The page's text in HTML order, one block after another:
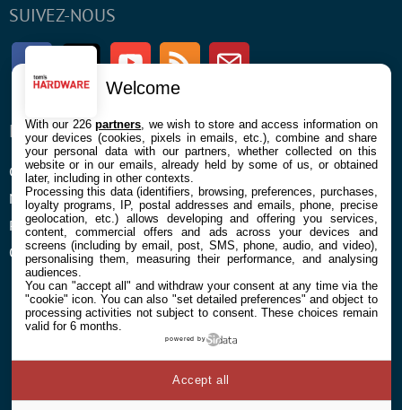
SUIVEZ-NOUS
FacebookTwitter Youtube RSS Newsletter
ENTREPRISE
Confidentialité et Cookies
Mentions légales et CGU
Préférences Cookies
Qui sommes nous
À PROPOS
Contact
Welcome
With our 226partners , we wish to store and access information on
your devices (cookies, pixels in emails, etc.), combine and share
your personal data with our partners, whether collected on this
website or in our emails, already held by some of us, or obtained
later, including in other contexts.
Processing this data (identifiers, browsing, preferences, purchases,
loyalty programs, IP, postal addresses and emails, phone, precise
geolocation, etc.) allows developing and offering you services,
content, commercial offers and ads across your devices and
screens (including by email, post, SMS, phone, audio, and video),
personalising them, measuring their performance, and analysing
audiences.
You can "accept all" and withdraw your consent at any time via the
"cookie" icon. You can also "set detailed preferences" and object to
processing activities not subject to consent. These choices remain
valid for 6 months.
powered by
Accept all